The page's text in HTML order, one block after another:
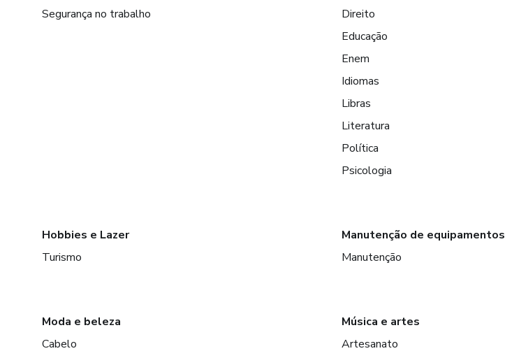
Segurança no trabalho
Direito
Educação
Enem
Idiomas
Libras
Literatura
Política
Psicologia
Hobbies e Lazer
Turismo
Manutenção de equipamentos
Manutenção
Moda e beleza
Cabelo
Música e artes
Artesanato